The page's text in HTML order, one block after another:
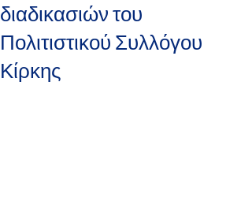
διαδικασιών του
Πολιτιστικού Συλλόγου
Κίρκης